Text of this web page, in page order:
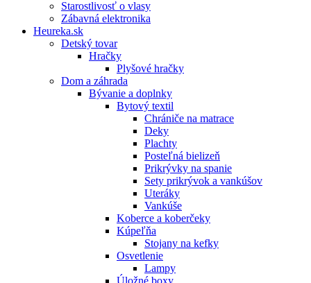
Starostlivosť o vlasy
Zábavná elektronika
Heureka.sk
Detský tovar
Hračky
Plyšové hračky
Dom a záhrada
Bývanie a doplnky
Bytový textil
Chrániče na matrace
Deky
Plachty
Posteľná bielizeň
Prikrývky na spanie
Sety prikrývok a vankúšov
Uteráky
Vankúše
Koberce a koberčeky
Kúpeľňa
Stojany na kefky
Osvetlenie
Lampy
Úložné boxy